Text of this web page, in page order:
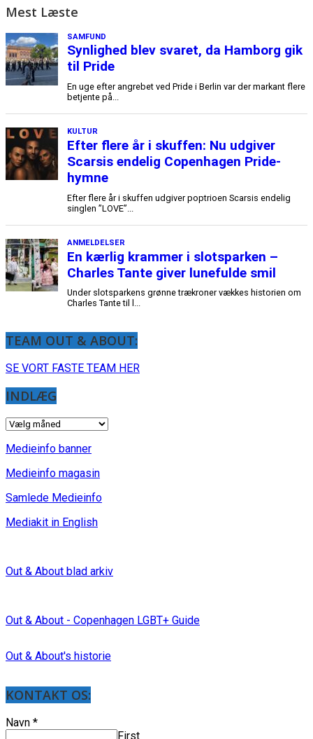
Mest Læste
TEAM OUT & ABOUT:
SE VORT FASTE TEAM HER
INDLÆG
INDLÆG
Medieinfo banner
Medieinfo magasin
Samlede Medieinfo
Mediakit in English
Out & About blad arkiv
Out & About - Copenhagen LGBT+ Guide
Out & About's historie
KONTAKT OS:
Navn *
First